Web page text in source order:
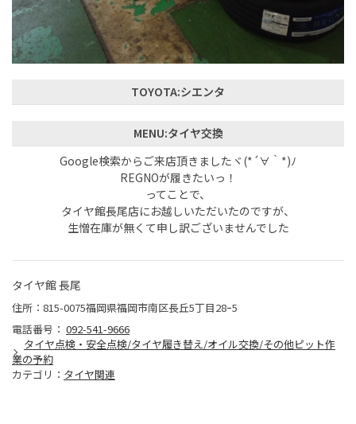
TOYOTA:シエンタ
MENU:タイヤ交換
Google検索からご来店頂きましたヾ(*´∀｀*)ﾉ
REGNOが履きたいっ！
ってことで、
タイヤ館長尾店にお越しいただいたのですが、
生憎在庫が無くて申し訳ございませんでした
タイヤ館 長尾
住所：815-0075福岡県福岡市南区長丘5丁目28ｰ5
電話番号： 092-541-9666
タイヤ点検・安全点検/タイヤ履き替え/オイル交換/その他ピット作
業の予約
カテゴリ： タイヤ関連